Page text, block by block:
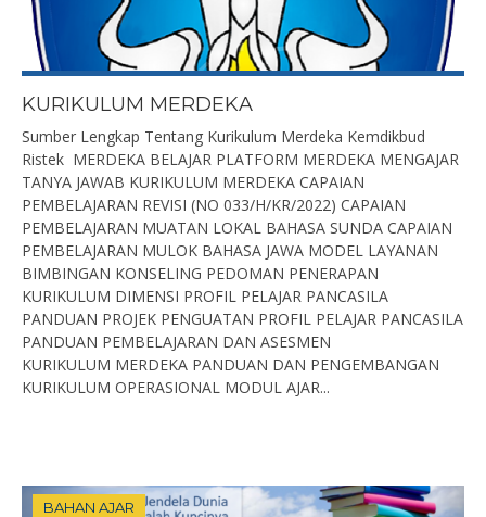
KURIKULUM MERDEKA
Sumber Lengkap Tentang Kurikulum Merdeka Kemdikbud
Ristek MERDEKA BELAJAR PLATFORM MERDEKA MENGAJAR
TANYA JAWAB KURIKULUM MERDEKA CAPAIAN
PEMBELAJARAN REVISI (NO 033/H/KR/2022) CAPAIAN
PEMBELAJARAN MUATAN LOKAL BAHASA SUNDA CAPAIAN
PEMBELAJARAN MULOK BAHASA JAWA MODEL LAYANAN
BIMBINGAN KONSELING PEDOMAN PENERAPAN
KURIKULUM DIMENSI PROFIL PELAJAR PANCASILA
PANDUAN PROJEK PENGUATAN PROFIL PELAJAR PANCASILA
PANDUAN PEMBELAJARAN DAN ASESMEN
KURIKULUM MERDEKA PANDUAN DAN PENGEMBANGAN
KURIKULUM OPERASIONAL MODUL AJAR...
BAHAN AJAR